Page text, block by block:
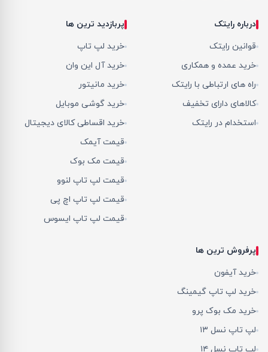
درباره رایتک
قوانین رایتک
خرید عمده و همکاری
راه های ارتباطی با رایتک
کالاهای دارای تخفیف
استخدام در رایتک
پربازدید ترین ها
خرید لپ تاپ
خرید آل این وان
خرید مانیتور
خرید گوشی موبایل
خرید اقساطی کالای دیجیتال
قیمت آیمک
قیمت مک بوک
قیمت لپ تاپ لنوو
قیمت لپ تاپ اچ پی
قیمت لپ تاپ ایسوس
پرفروش ترین ها
خرید آیفون
خرید لپ تاپ گیمینگ
خرید مک بوک پرو
لپ تاپ نسل ۱۳
لپ تاپ نسل ۱۴